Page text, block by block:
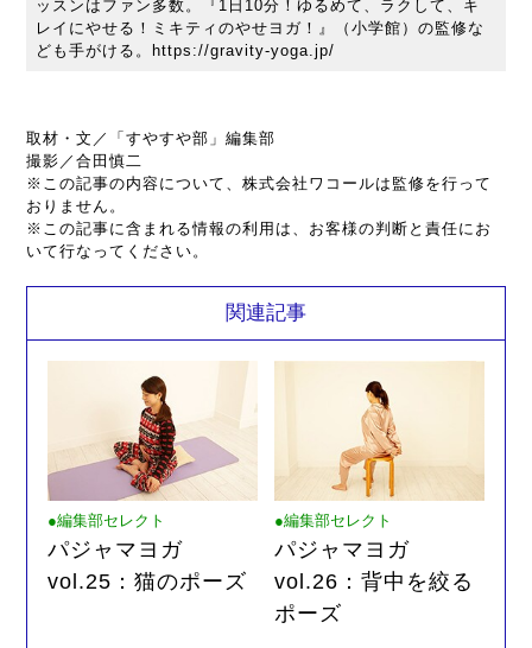
ッスンはファン多数。『1日10分！ゆるめて、ラクして、キ
レイにやせる！ミキティのやせヨガ！』（小学館）の監修な
ども手がける。https://gravity-yoga.jp/
取材・文／「すやすや部」編集部
撮影／合田慎二
※この記事の内容について、株式会社ワコールは監修を行って
おりません。
※この記事に含まれる情報の利用は、お客様の判断と責任にお
いて行なってください。
関連記事
●編集部セレクト
パジャマヨガ
vol.25：猫のポーズ
●編集部セレクト
パジャマヨガ
vol.26：背中を絞る
ポーズ